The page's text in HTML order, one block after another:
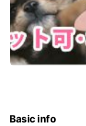
Basic info